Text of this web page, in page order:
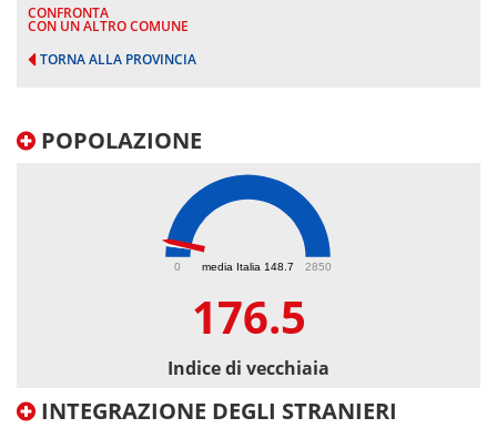
CONFRONTA
CON UN ALTRO COMUNE
TORNA ALLA PROVINCIA
POPOLAZIONE
media Italia 148.7
0 2850
176.5
Indice di vecchiaia
INTEGRAZIONE DEGLI STRANIERI